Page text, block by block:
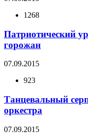
1268
Патриотический
горожан
07.09.2015
923
Танцевальный
оркестра
07.09.2015